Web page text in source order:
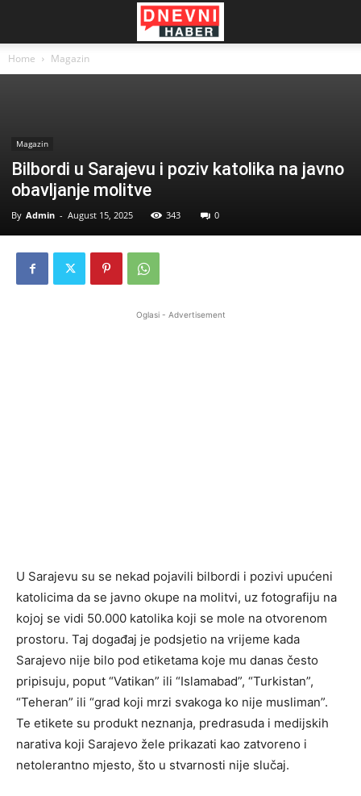
Home Magazin
Magazin
Bilbordi u Sarajevu i poziv katolika na javno
obavljanje molitve
By Admin - August 15, 2025 343 0
Oglasi - Advertisement
U Sarajevu su se nekad pojavili bilbordi i pozivi upućeni
katolicima da se javno okupe na molitvi, uz fotografiju na
kojoj se vidi 50.000 katolika koji se mole na otvorenom
prostoru. Taj događaj je podsjetio na vrijeme kada
Sarajevo nije bilo pod etiketama koje mu danas često
pripisuju, poput “Vatikan” ili “Islamabad”, “Turkistan”,
“Teheran” ili “grad koji mrzi svakoga ko nije musliman”.
Te etikete su produkt neznanja, predrasuda i medijskih
narativa koji Sarajevo žele prikazati kao zatvoreno i
netolerantno mjesto, što u stvarnosti nije slučaj.